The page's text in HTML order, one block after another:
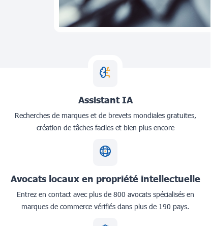
Assistant IA
Recherches de marques et de brevets mondiales gratuites,
création de tâches faciles et bien plus encore
Avocats locaux en propriété intellectuelle
Entrez en contact avec plus de 800 avocats spécialisés en
marques de commerce vérifiés dans plus de 190 pays.